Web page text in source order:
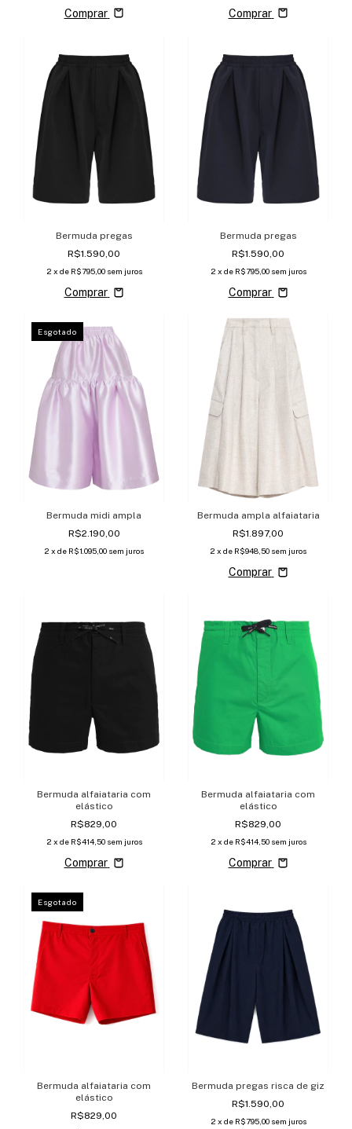
Comprar Comprar
Bermuda pregas
R$1.590,00
2 x de R$795,00 sem juros
Comprar
Bermuda pregas
R$1.590,00
2 x de R$795,00 sem juros
Comprar
Esgotado
Bermuda midi ampla
R$2.190,00
2 x de R$1.095,00 sem juros
Bermuda ampla alfaiataria
R$1.897,00
2 x de R$948,50 sem juros
Comprar
Bermuda alfaiataria com
elástico
R$829,00
2 x de R$414,50 sem juros
Comprar
Bermuda alfaiataria com
elástico
R$829,00
2 x de R$414,50 sem juros
Comprar
Esgotado
Bermuda alfaiataria com
elástico
R$829,00
Bermuda pregas risca de giz
R$1.590,00
2 x de R$795,00 sem juros